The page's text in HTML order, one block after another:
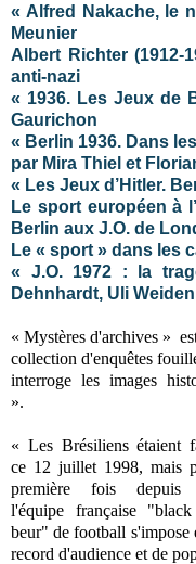
« Alfred Nakache, le
Meunier
Albert Richter (1912-
anti-nazi
« 1936. Les Jeux de
Gaurichon
« Berlin 1936. Dans
par Mira Thiel et
« Les Jeux d’Hitler.
Le sport européen à
Berlin aux J.O. de
Le « sport » dans les
« J.O. 1972 : la
Dehnhardt, Uli
« Mystères d'archives »
collection d'enquêtes
interroge les images
».
« Les Brésiliens étaient
ce 12 juillet 1998, mais
première fois depuis
l'équipe française
beur" de football s'impose
record d'audience et de